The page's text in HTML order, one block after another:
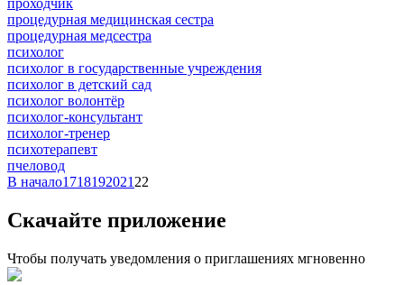
процедурная медицинская сестра
процедурная медсестра
психолог
психолог в государственные учреждения
психолог в детский сад
психолог волонтёр
психолог-консультант
психолог-тренер
психотерапевт
пчеловод
В начало1718192021 22
Скачайте приложение
Чтобы получать уведомления о приглашениях мгновенно